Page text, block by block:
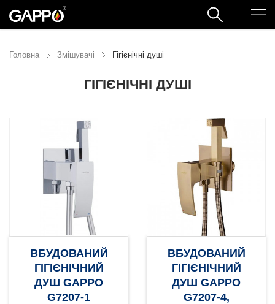
Головна Змішувачі Гігієнічні душі
ГІГІЄНІЧНІ ДУШІ
ВБУДОВАНИЙ
ГІГІЄНІЧНИЙ
ДУШ GAPPO
G7207-1
ВБУДОВАНИЙ
ГІГІЄНІЧНИЙ
ДУШ GAPPO
G7207-4,